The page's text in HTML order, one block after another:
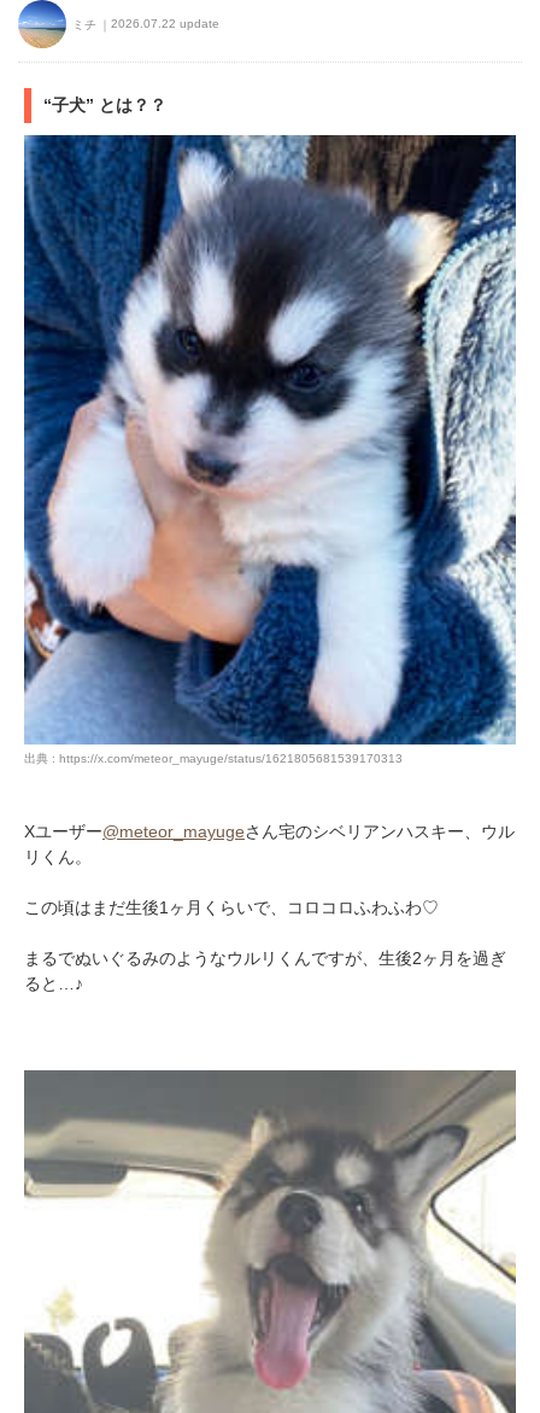
ミチ 2026.07.22 update
“子犬” とは？？
出典 : https://x.com/meteor_mayuge/status/1621805681539170313
Xユーザー@meteor_mayugeさん宅のシベリアンハスキー、ウル
リくん。
この頃はまだ生後1ヶ月くらいで、コロコロふわふわ♡
まるでぬいぐるみのようなウルリくんですが、生後2ヶ月を過ぎ
ると…♪